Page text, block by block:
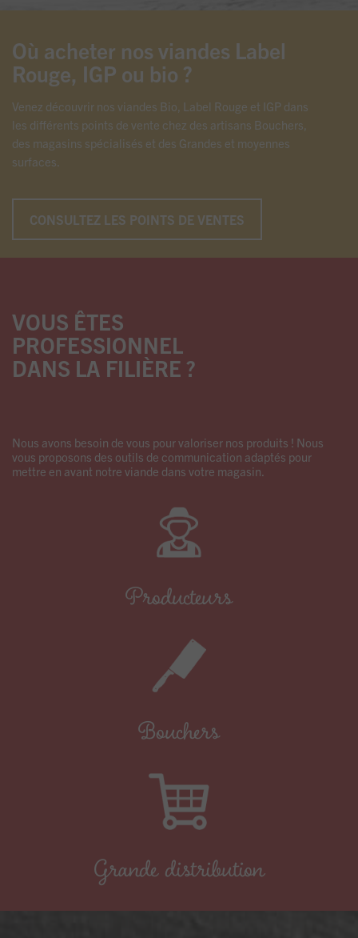
Où acheter nos viandes Label
Rouge, IGP ou bio ?
Venez découvrir nos viandes Bio, Label Rouge et IGP dans
les différents points de vente chez des artisans Bouchers,
des magasins spécialisés et des Grandes et moyennes
surfaces.
CONSULTEZ LES POINTS DE VENTES
VOUS ÊTES
PROFESSIONNEL
DANS LA FILIÈRE ?
Nous avons besoin de vous pour valoriser nos produits ! Nous
vous proposons des outils de communication adaptés pour
mettre en avant notre viande dans votre magasin.
Producteurs
Bouchers
Grande distribution